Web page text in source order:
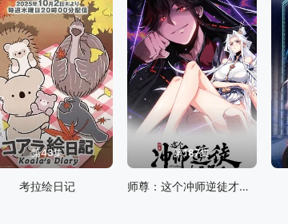
第43集
考拉绘日记
第187集
师尊：这个冲师逆徒才不是圣子 动态漫画